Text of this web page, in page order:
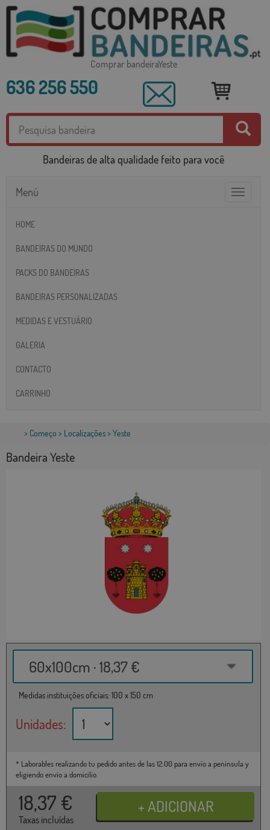
Comprar bandeiraYeste
636 256 550
Bandeiras de alta qualidade feito para você
Toggle
Menú
HOME
BANDEIRAS DO MUNDO
PACKS DO BANDEIRAS
BANDEIRAS PERSONALIZADAS
MEDIDAS E VESTUÁRIO
GALERIA
CONTACTO
CARRINHO
> Começo > Localizações> Yeste
Bandeira Yeste
60x100cm · 18,37 €
Medidas instituições oficiais: 100 x 150 cm
Unidades:
* Laborables realizando tu pedido antes de las 12:00 para envío a península y
eligiendo envío a domicilio.
18,37 €
Taxas incluídas